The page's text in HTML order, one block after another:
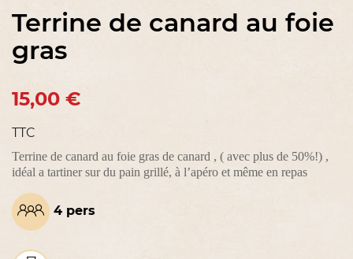
Terrine de canard au foie
gras
15,00 €
TTC
Terrine de canard au foie gras de canard , ( avec plus de 50%!) ,
idéal a tartiner sur du pain grillé, à l’apéro et même en repas
4 pers